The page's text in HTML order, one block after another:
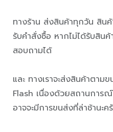
ทางร้าน ส่งสินค้าทุกวัน สิน
รับคำสั่งซื้อ หากไม่ได้รับสิน
สอบถามได้
และ ทางเราจะส่งสินค้าตาม
Flash เนื่องด้วยสถานการ
อาจจะมีการขนส่งที่ล่าช้านะค